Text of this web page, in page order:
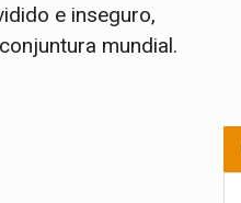
e inseguro,
mundial.